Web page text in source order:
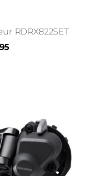
RDRX822SET